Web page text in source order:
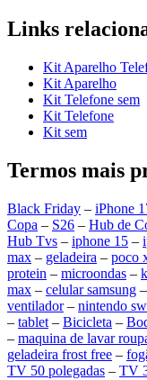
Links
Kit Aparelho
Kit Aparelho
Kit Telefone sem
Kit Telefone
Kit sem
Termos mais
Black Friday – iPhone
Copa – S26 – Hub de
Hub Tvs – iphone 15 –
max – geladeira – poco
protein – microondas –
max – celular samsung –
ventilador– nintendo
– tablet – Bicicleta –
– maquina de lavar
geladeira frost free –
TV 50 polegadas – TV